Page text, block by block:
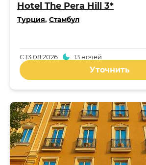
Hotel The Pera Hill 3*
Турция, Стамбул
С13.08.2026 13 ночей
Уточнить